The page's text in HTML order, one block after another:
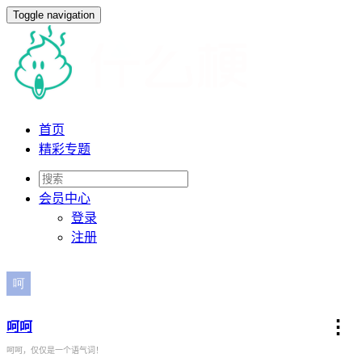
Toggle navigation
首页
精彩专题
会员中心
登录
注册
呵呵 ⋮
呵呵，仅仅是一个语气词！